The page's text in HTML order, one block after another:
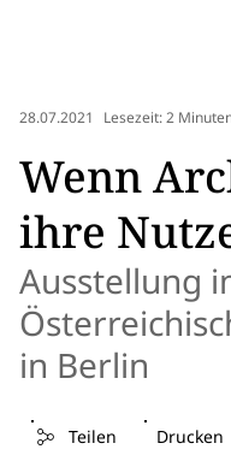
28.07.2021 Lesezeit: 2
Wenn
ihre
Ausstellung
in Berlin
Teilen Drucken